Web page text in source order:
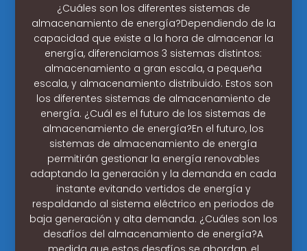
¿Cuáles son los diferentes sistemas de
almacenamiento de energía?Dependiendo de la
capacidad que existe a la hora de almacenar la
energía, diferenciamos 3 sistemas distintos:
almacenamiento a gran escala, a pequeña
escala, y almacenamiento distribuido. Estos son
los diferentes sistemas de almacenamiento de
energía. ¿Cuál es el futuro de los sistemas de
almacenamiento de energía?En el futuro, los
sistemas de almacenamiento de energía
permitirán gestionar la energía renovables
adaptando la generación y la demanda en cada
instante evitando vertidos de energía y
respaldando al sistema eléctrico en periodos de
baja generación y alta demanda. ¿Cuáles son los
desafíos del almacenamiento de energía?A